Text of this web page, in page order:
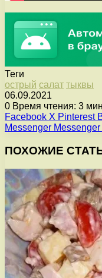
Теги
острый салат тыквы
06.09.2021
0 Время чтения: 3
Facebook X Pinterest
Messenger Messenger
ПОХОЖИЕ